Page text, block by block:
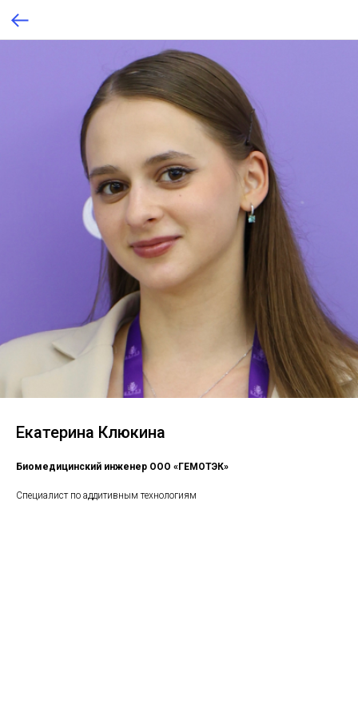
Екатерина Клюкина
Биомедицинский инженер ООО «ГЕМОТЭК»
Специалист по аддитивным технологиям